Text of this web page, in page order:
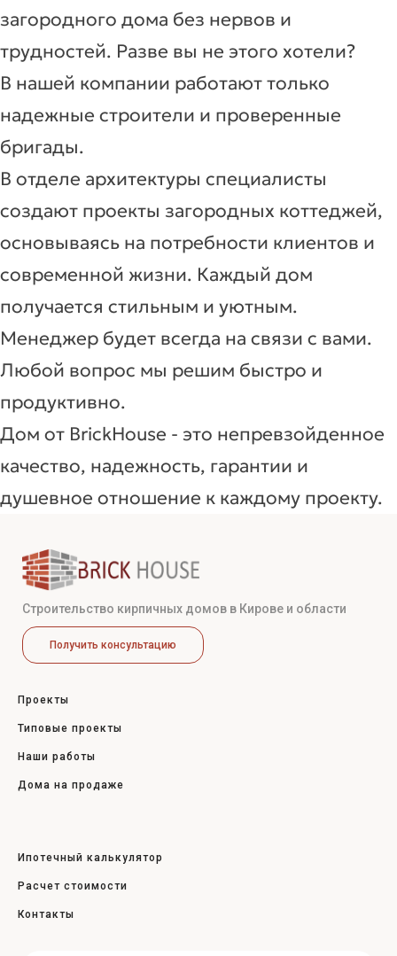
загородного дома без нервов и
трудностей. Разве вы не этого хотели?
В нашей компании работают только
надежные строители и проверенные
бригады.
В отделе архитектуры специалисты
создают проекты загородных коттеджей,
основываясь на потребности клиентов и
современной жизни. Каждый дом
получается стильным и уютным.
Менеджер будет всегда на связи с вами.
Любой вопрос мы решим быстро и
продуктивно.
Дом от BrickHouse - это непревзойденное
качество, надежность, гарантии и
душевное отношение к каждому проекту.
Строительство кирпичных домов в Кирове и области
Получить консультацию
Проекты
Типовые проекты
Наши работы
Дома на продаже
Ипотечный калькулятор
Расчет стоимости
Контакты